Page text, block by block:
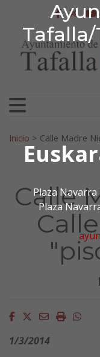
Plaza Navarra
Plaza
Ir al contenido
Search for:
Inicio > Calle Madre
Calle
Facebook
Twitter
EmailImprimir
1/3/2014